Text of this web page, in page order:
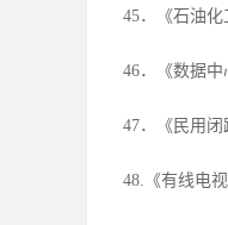
45．《石油化
46．《数据中
47．《民用闭
48.《有线电